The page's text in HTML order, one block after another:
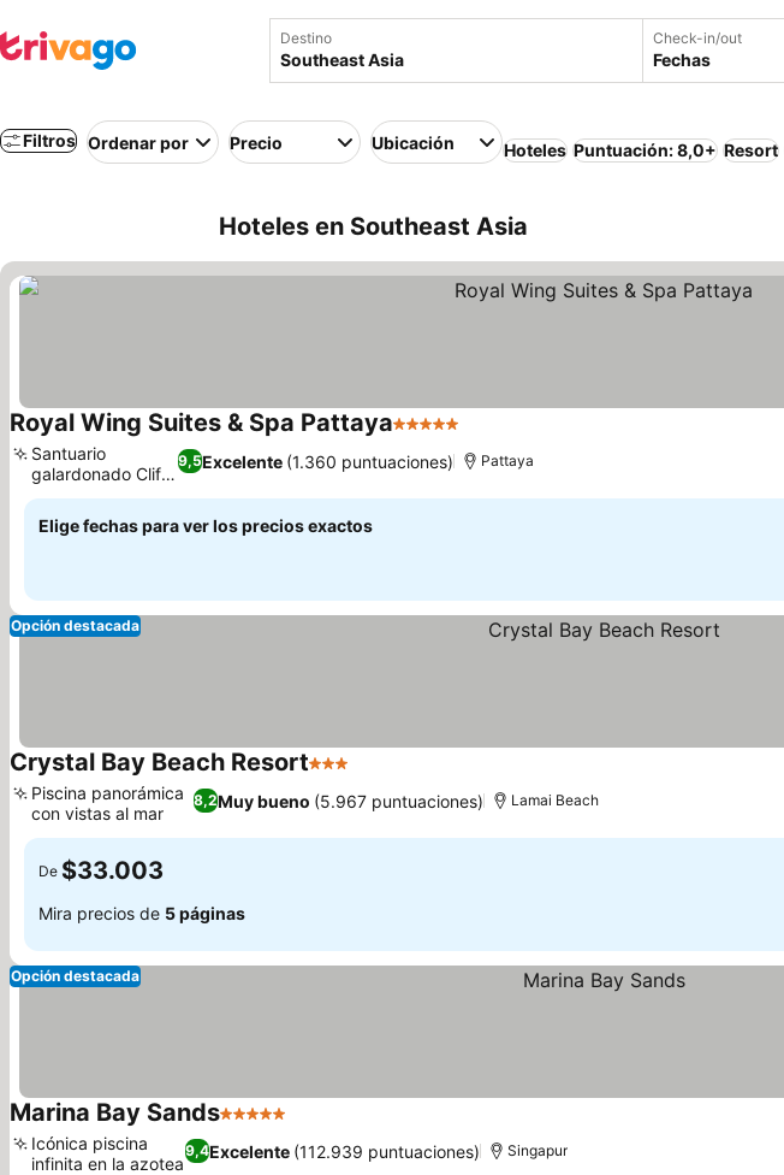
Destino Check-in/out
Fechas
Filtros Ordenar por Precio Ubicación Hoteles Puntuación: 8,0+ Resort
Hoteles en Southeast Asia
Royal Wing Suites & Spa Pattaya5 Estrellas
9,5Excelente (1.360 puntuaciones)
Santuario
galardonado Cliff
Spa
Pattaya
Elige fechas para ver los precios exactos
Opción destacada
Crystal Bay Beach Resort3 Estrellas
8,2Muy bueno (5.967 puntuaciones)
Piscina panorámica
con vistas al mar
Lamai Beach
De $33.003
Mira precios de 5 páginas
Opción destacada
Marina Bay Sands5 Estrellas
9,4Excelente (112.939 puntuaciones)
Icónica piscina
infinita en la azotea
Singapur